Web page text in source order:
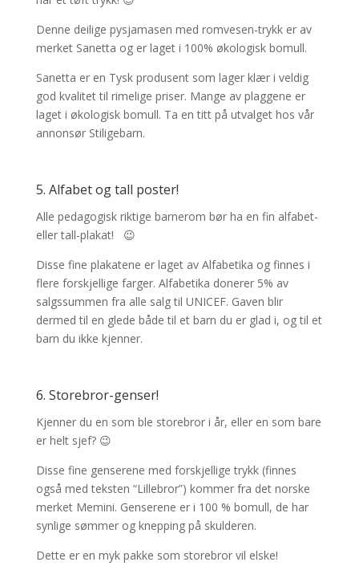
Denne deilige pysjamasen med romvesen-trykk er av
merket Sanetta og er laget i 100% økologisk bomull.
Sanetta er en Tysk produsent som lager klær i veldig
god kvalitet til rimelige priser. Mange av plaggene er
laget i økologisk bomull. Ta en titt på utvalget hos vår
annonsør Stiligebarn.
5. Alfabet og tall poster!
Alle pedagogisk riktige barnerom bør ha en fin alfabet-
eller tall-plakat! 😉
Disse fine plakatene er laget av Alfabetika og finnes i
flere forskjellige farger. Alfabetika donerer 5% av
salgssummen fra alle salg til UNICEF. Gaven blir
dermed til en glede både til et barn du er glad i, og til et
barn du ikke kjenner.
6. Storebror-genser!
Kjenner du en som ble storebror i år, eller en som bare
er helt sjef? 😉
Disse fine genserene med forskjellige trykk (finnes
også med teksten “Lillebror”) kommer fra det norske
merket Memini. Genserene er i 100 % bomull, de har
synlige sømmer og knepping på skulderen.
Dette er en myk pakke som storebror vil elske!